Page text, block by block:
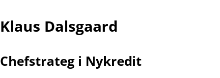
Klaus Dalsgaard
Chefstrateg i Nykredit